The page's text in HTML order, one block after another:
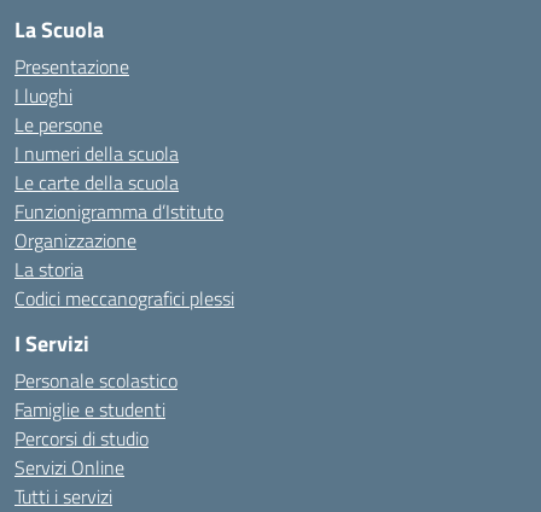
La Scuola
Presentazione
I luoghi
Le persone
I numeri della scuola
Le carte della scuola
Funzionigramma d’Istituto
Organizzazione
La storia
Codici meccanografici plessi
I Servizi
Personale scolastico
Famiglie e studenti
Percorsi di studio
Servizi Online
Tutti i servizi